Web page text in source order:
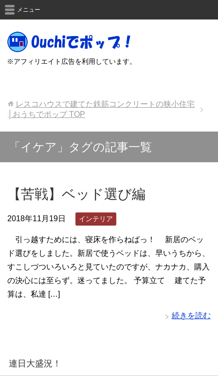
※アフィリエイト広告を利用しています。
メニュー
レスコハウスで建てた鉄筋コンクリートの狭小住宅
│おうちでポップTOP
「イケア」タグの記事一覧
【苦戦】ベッド選び編
2018年11月19日 インテリア
引っ越すためには、寝床を作らねばっ！ 新居のベッ
ド選びをしました。新居で使うベッドは、早いうちから、
すこしづついろいろと見ていたのですが、ナカナカ、購入
の決心には至らず。迷ってました。 予算立て 建てた予
算は、私達 […]
続きを読む
連日大盛況！